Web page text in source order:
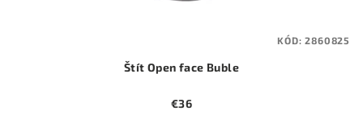
Štít Open face Buble
€36
KÓD:2860825